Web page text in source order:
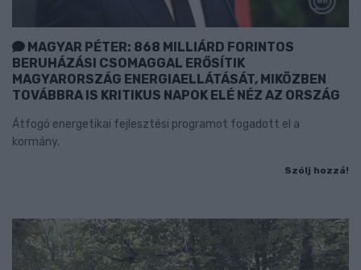
MAGYAR PÉTER: 868 MILLIÁRD FORINTOS
BERUHÁZÁSI CSOMAGGAL ERŐSÍTIK
MAGYARORSZÁG ENERGIAELLÁTÁSÁT, MIKÖZBEN
TOVÁBBRA IS KRITIKUS NAPOK ELÉ NÉZ AZ ORSZÁG
Átfogó energetikai fejlesztési programot fogadott el a
kormány.
Szólj hozzá!